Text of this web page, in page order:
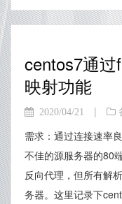
centos7通过
映射功能
2020/04/21 |
需求：通过连接速率
不佳的源服务器的80
反向代理，但所有解
务器。这里记录下